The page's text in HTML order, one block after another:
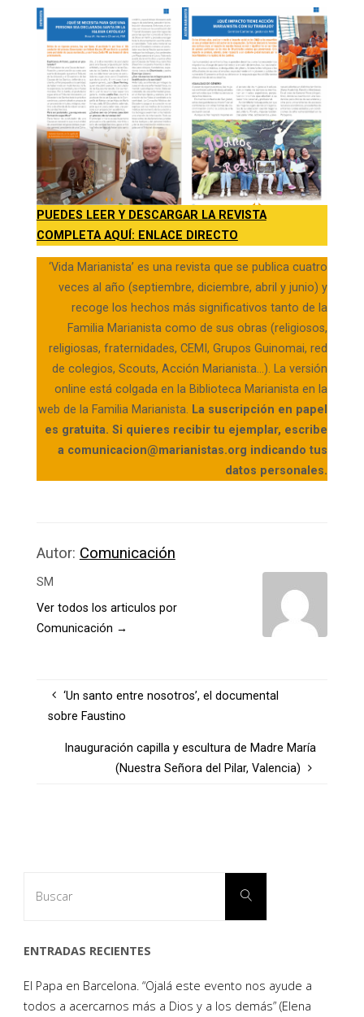
PUEDES LEER Y DESCARGAR LA REVISTA
COMPLETA AQUÍ: ENLACE DIRECTO
‘Vida Marianista’ es una revista que se publica cuatro
veces al año (septiembre, diciembre, abril y junio) y
recoge los hechos más significativos tanto de la
Familia Marianista como de sus obras (religiosos,
religiosas, fraternidades, CEMI, Grupos Guinomai, red
de colegios, Scouts, Acción Marianista…). La versión
online está colgada en la Biblioteca Marianista en la
web de la Familia Marianista. La suscripción en papel
es gratuita. Si quieres recibir tu ejemplar, escribe
a comunicacion@marianistas.org indicando tus
datos personales.
Autor: Comunicación
SM
Ver todos los articulos por
Comunicación →
‘Un santo entre nosotros’, el documental
sobre Faustino
Inauguración capilla y escultura de Madre María
(Nuestra Señora del Pilar, Valencia)
Buscar
ENTRADAS RECIENTES
El Papa en Barcelona. “Ojalá este evento nos ayude a
todos a acercarnos más a Dios y a los demás” (Elena